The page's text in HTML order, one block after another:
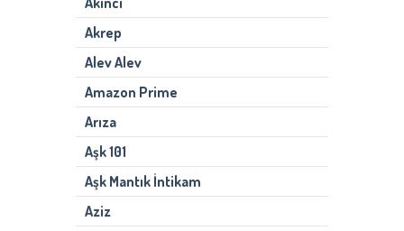
Akrep
Alev Alev
Amazon Prime
Arıza
Aşk 101
Aşk Mantık İntikam
Aziz